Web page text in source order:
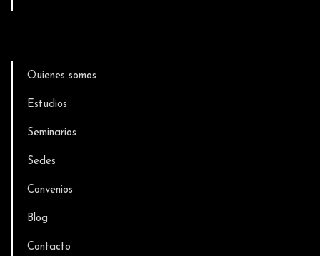
Quienes somos
Estudios
Seminarios
Sedes
Convenios
Blog
Contacto